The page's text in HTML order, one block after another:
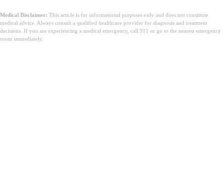
Medical Disclaimer: This article is for informational purposes only and does not constitute
medical advice. Always consult a qualified healthcare provider for diagnosis and treatment
decisions. If you are experiencing a medical emergency, call 911 or go to the nearest emergency
room immediately.